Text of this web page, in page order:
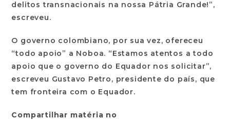
delitos transnacionais na nossa Pátria Grande!”,
escreveu.
O governo colombiano, por sua vez, ofereceu
“todo apoio” a Noboa. “Estamos atentos a todo
apoio que o governo do Equador nos solicitar”,
escreveu Gustavo Petro, presidente do país, que
tem fronteira com o Equador.
Compartilhar matéria no